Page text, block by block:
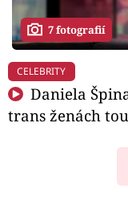
7 fotografií
CELEBRITY
Daniela
trans ženách